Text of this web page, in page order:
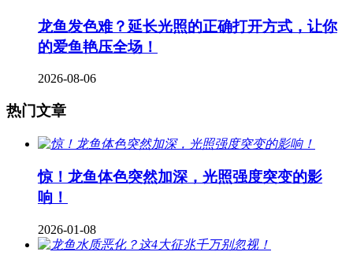
龙鱼发色难？延长光照的正确打开方式，让你
的爱鱼艳压全场！
2026-08-06
热门文章
惊！龙鱼体色突然加深，光照强度突变的影
响！
2026-01-08